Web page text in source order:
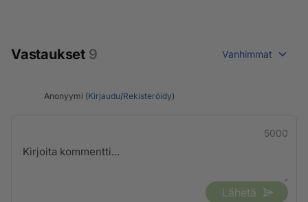
Vastaukset 9 Vanhimmat
Anonyymi (Kirjaudu/Rekisteröidy)
5000
Lähetä